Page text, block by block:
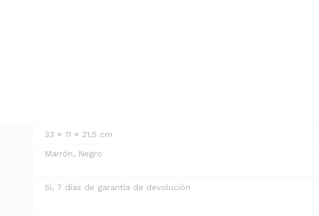
33 × 11 × 21,5 cm
Marrón, Negro
Sí, 7 días de garantía de devolución